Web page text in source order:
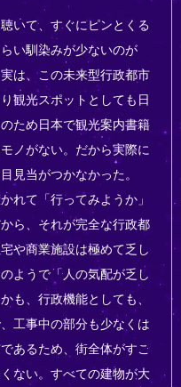
いて、すぐにピンとくる
い馴染みが少ないのが
は、この未来型行政都市
観光スポットとしても日
ため日本で観光案内書籍
ノがない。だから実際に
見当がつかなかった。
れて「行ってみようか」
ら、それが完全な行政都
や商業施設は極めて乏し
ようで「人の気配が乏し
も、行政機能としても、
工事中の部分も少なくは
あるため、街全体がすこ
ない。すべての建物が大